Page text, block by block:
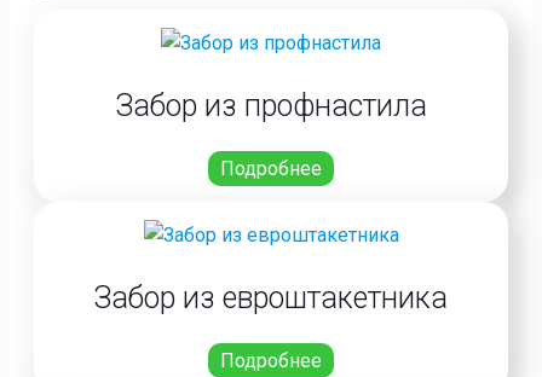
Забор из профнастила
Подробнее
Забор из евроштакетника
Подробнее